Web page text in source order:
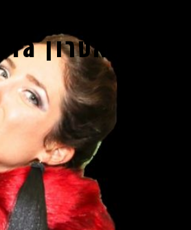
תיאטרון TeHoMa